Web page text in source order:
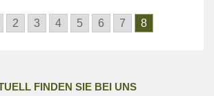
2 3 4 5 6 7 8
FINDEN SIE BEI UNS